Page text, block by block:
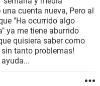
cuenta nueva, Pero al
"Ha ocurrido algo
ya me tiene aburrido
quisiera saber como
tanto problemas!